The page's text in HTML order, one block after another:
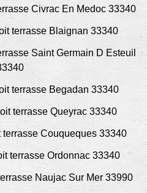
Civrac En Medoc 33340
terrasse Blaignan 33340
Saint Germain D Esteuil
terrasse Begadan 33340
terrasse Queyrac 33340
Couqueques 33340
terrasse Ordonnac 33340
Naujac Sur Mer 33990